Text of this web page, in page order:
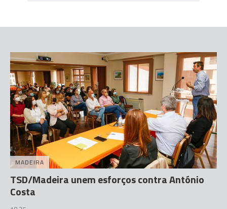
MADEIRA
TSD/Madeira unem esforços contra António
Costa